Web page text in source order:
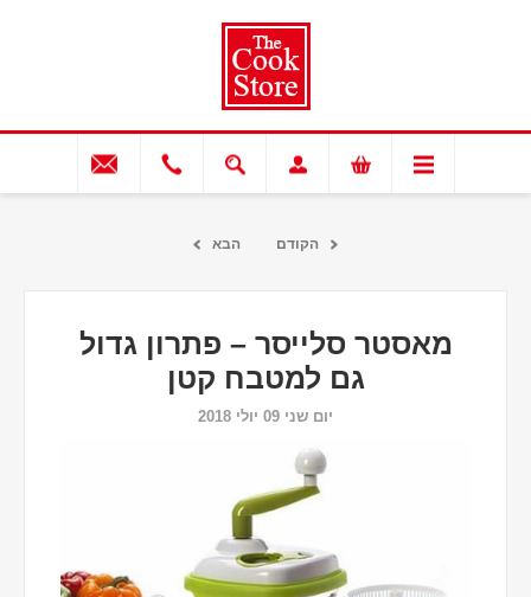
הקודם הבא
מאסטר סלייסר – פתרון גדול
גם למטבח קטן
יום שני 09 יולי 2018